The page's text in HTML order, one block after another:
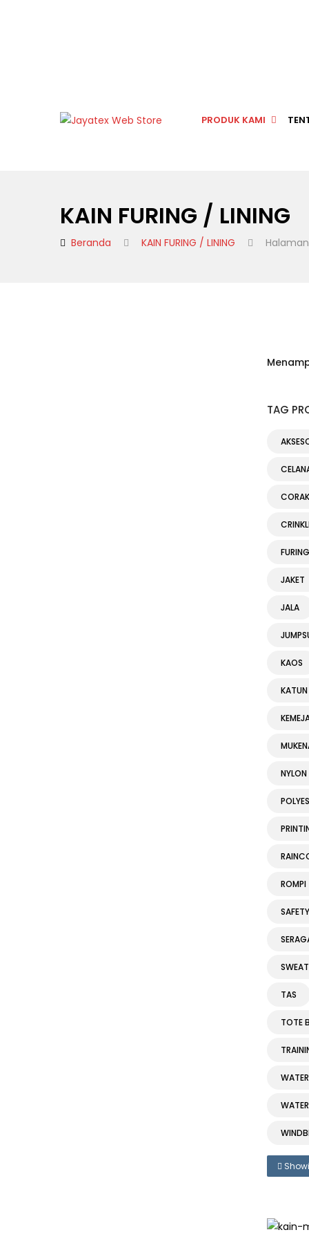
PRODUK KAMI
KAIN FURING / LINING
Beranda KAIN FURING / LINING
TAG
CORAK
FURING
JAKET
JALA
KAOS
KATUN
NYLON
ROMPI
SAFETY
TAS
TOTE